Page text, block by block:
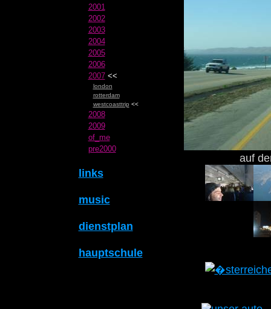
2001
2002
2003
2004
2005
2006
2007<<
london
rotterdam
westcoasttrip <<
2008
2009
of_me
pre2000
links
music
dienstplan
hauptschule
auf